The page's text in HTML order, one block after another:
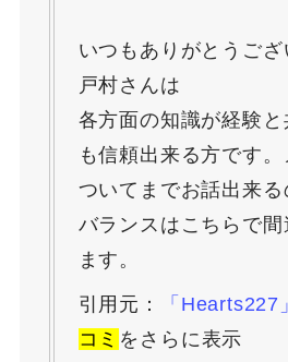
いつもありがとうござ
戸村さんは
各方面の知識が経験
も信頼出来る方です
ついてまでお話出来
バランスはこちらで
ます。
引用元： 「
コミ をさらに表示